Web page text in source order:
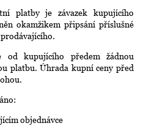
platby je závazek kupujícího
okamžikem připsání příslušné
od kupujícího předem žádnou
platbu. Úhrada kupní ceny před
objednávce